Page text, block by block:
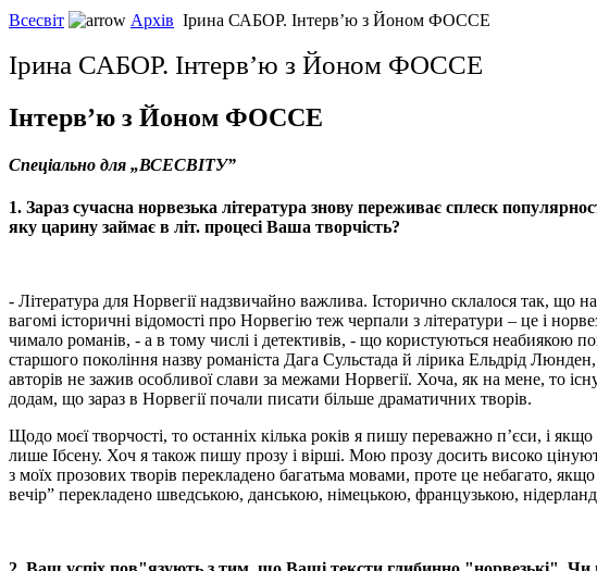
Всесвіт
Архів Ірина САБОР. Інтерв’ю з Йоном ФОССЕ
Ірина САБОР. Інтерв’ю з Йоном ФОССЕ
Інтерв’ю з Йоном ФОССЕ
Cпеціально для „ВСЕСВІТУ”
1. Зараз сучасна норвезька література знову переживає сплеск
яку царину займає в літ. процесі Ваша творчість?
- Література для Норвегії надзвичайно важлива. Історично склалося так,
вагомі історичні відомості про Норвегію теж черпали з літератури – це і
чимало романів, - а в тому числі і детективів, - що користуються неабиякою
старшого покоління назву романіста Дага Сульстада й лірика Ельдрід
авторів не зажив особливої слави за межами Норвегії. Хоча, як на мене, то
додам, що зараз в Норвегії почали писати більше драматичних творів.
Щодо моєї творчості, то останніх кілька років я пишу переважно п’єси, і
лише Ібсену. Хоч я також пишу прозу і вірші. Мою прозу досить високо
з моїх прозових творів перекладено багатьма мовами, проте це небагато,
вечір” перекладено шведською, данською, німецькою, французькою,